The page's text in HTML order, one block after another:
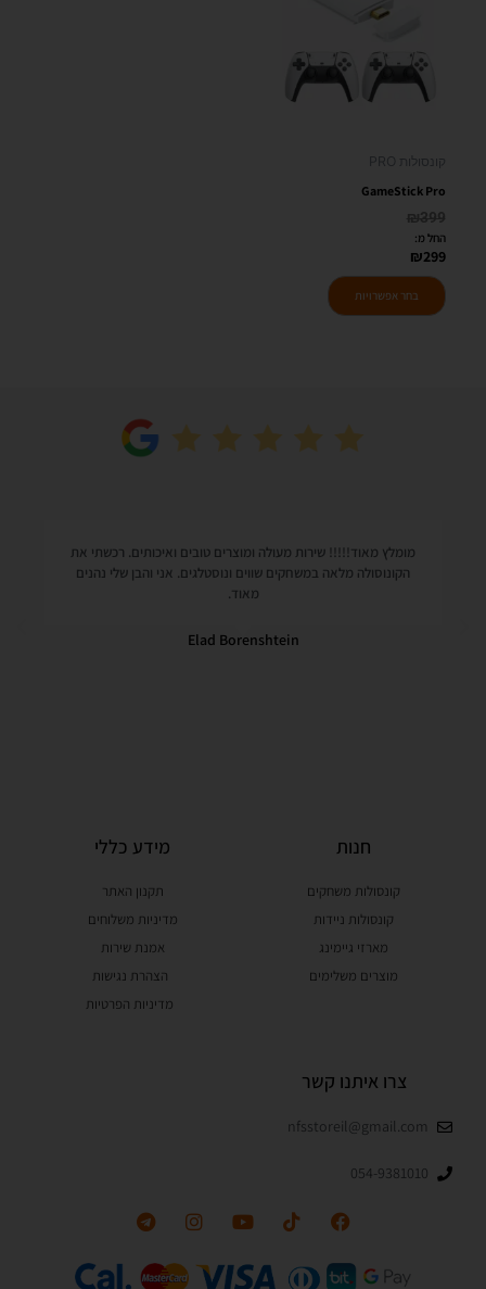
קונסולות PRO
GameStick Pro
₪399
החל מ:
₪299
בחר אפשרויות
ניתן
לבחור
מאוד!!!!! שירות מעולה ומוצרים טובים ואיכותים. רכשתי את
מלאה במשחקים שווים ונוסטלגים. אני והבן שלי נהנים
Elad Borenshtein
חנות
קונסולות משחקים
קונסולות ניידות
מארזי גיימינג
מוצרים משלימים
מידע כללי
תקנון האתר
מדיניות משלוחים
אמנת שירות
הצהרת נגישות
מדיניות הפרטיות
צרו איתנו קשר
nfsstoreil@gmail.com
054-9381010
a
c
b
i
k
o
o
u
u
n
s
a
e
l
g